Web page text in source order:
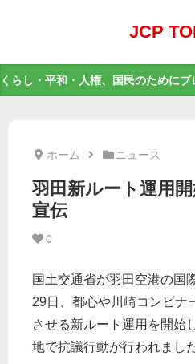
JCP
くらし・平和・人権、国民のために
ホーム ニュース
羽田新ルート運用
宣伝
0
国土交通省が羽田空港の国
29日、都心や川崎コンビナ
させる新ルート運用を開始
地で抗議行動が行われました